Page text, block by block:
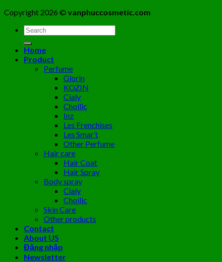
Copyright 2026 © vanphuccosmetic.com
Tìm
kiếm:
Home
Product
Perfume
Glorin
KOZIN
Cialy
Choilic
Inz
Les Frenchises
Les Smar’t
Other Perfume
Hair care
Hair Coat
Hair Spray
Body spray
Cialy
Choilic
Skin Care
Other products
Contact
About US
Đăng nhập
Newsletter